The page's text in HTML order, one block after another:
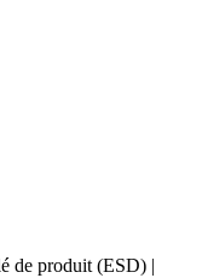
de produit (ESD) |